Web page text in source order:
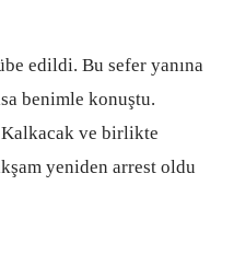
edildi. Bu sefer yanına
benimle konuştu.
Kalkacak ve birlikte
yeniden arrest oldu